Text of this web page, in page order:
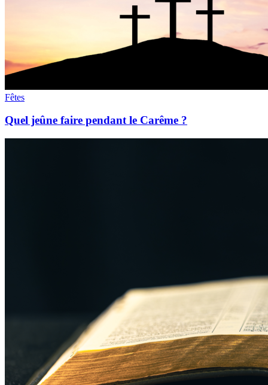
Fêtes
Quel jeûne faire pendant le Carême ?